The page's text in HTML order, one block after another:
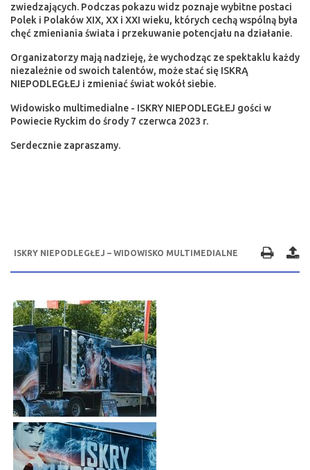
zwiedzających. Podczas pokazu widz poznaje wybitne postaci
Polek i Polaków XIX, XX i XXI wieku, których cechą wspólną była
chęć zmieniania świata i przekuwanie potencjału na działanie.
Organizatorzy mają nadzieję, że wychodząc ze spektaklu każdy
niezależnie od swoich talentów, może stać się ISKRĄ
NIEPODLEGŁEJ i zmieniać świat wokół siebie.
Widowisko multimedialne - ISKRY NIEPODLEGŁEJ gości w
Powiecie Ryckim do środy 7 czerwca 2023 r.
Serdecznie zapraszamy.
ISKRY NIEPODLEGŁEJ – WIDOWISKO MULTIMEDIALNE